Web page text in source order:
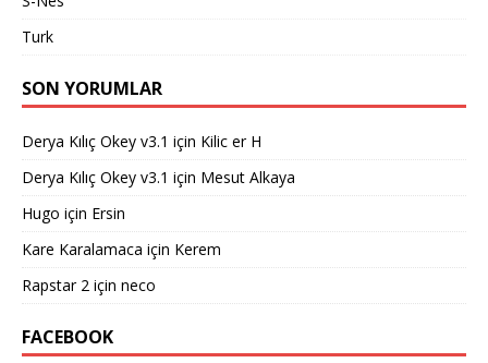
Turk
SON YORUMLAR
Derya Kılıç Okey v3.1 için Kilic er H
Derya Kılıç Okey v3.1 için Mesut Alkaya
Hugo için Ersin
Kare Karalamaca için Kerem
Rapstar 2 için neco
FACEBOOK